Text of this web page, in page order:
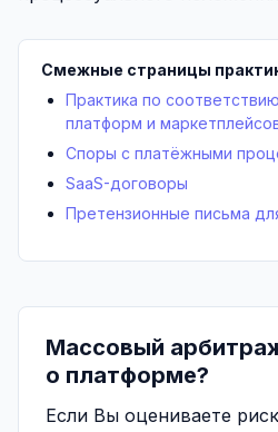
Смежные страницы
Практика по
платформ и
Споры с платёжными
SaaS-договоры
Претензионные письма
Массовый
о платформе?
Если Вы оцениваете